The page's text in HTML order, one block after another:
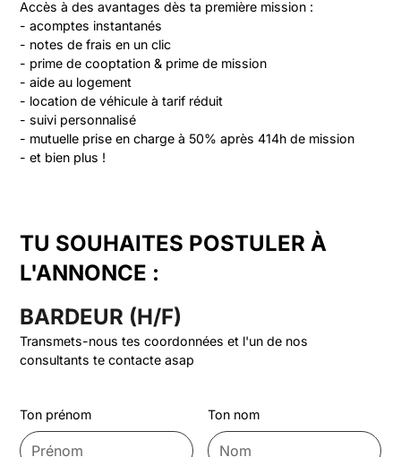
Accès à des avantages dès ta première mission :
- acomptes instantanés
- notes de frais en un clic
- prime de cooptation & prime de mission
- aide au logement
- location de véhicule à tarif réduit
- suivi personnalisé
- mutuelle prise en charge à 50% après 414h de mission
- et bien plus !
TU SOUHAITES POSTULER À
L'ANNONCE :
BARDEUR (H/F)
Transmets-nous tes coordonnées et l'un de nos
consultants te contacte asap
Ton prénom Ton nom